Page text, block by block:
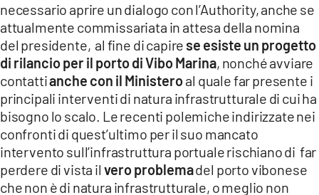
necessario aprire un dialogo con l’Authority, anche se
attualmente commissariata in attesa della nomina
del presidente, al fine di capire se esiste un progetto
di rilancio per il porto di Vibo Marina, nonché avviare
contattianche con il Ministeroal quale far presente i
principali interventi di natura infrastrutturale di cui ha
bisogno lo scalo. Le recenti polemiche indirizzate nei
confronti di quest’ultimo per il suo mancato
intervento sull’infrastruttura portuale rischiano di far
perdere di vista il vero problemadel porto vibonese
che non è di natura infrastrutturale, o meglio non